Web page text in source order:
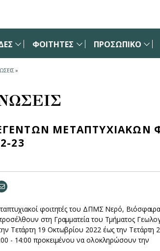
ΦΟΙΤΗΤΕΣ ΠΡΟΣΩΠΙΚΟ
»
ΜΕΤΑΠΤΥΧΙΑΚΩΝ
23
φοιτητές του ΔΠΜΣ Νερό, Βιόσφαιρα
στη Γραμματεία του Τμήματος
Τετάρτη 19 Οκτωβρίου 2022 έως την Τετάρτη
- 14:00 προκειμένου να ολοκληρώσουν την